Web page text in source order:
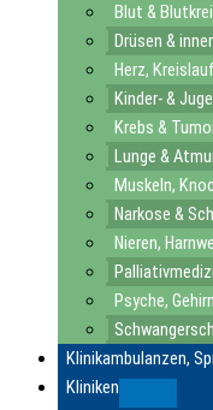
Blut &
Drüsen &
Herz,
Kinder- &
Krebs &
Lunge &
Muskeln,
Narkose &
Nieren,
Psyche,
Klinikambulanzen,
Kliniken